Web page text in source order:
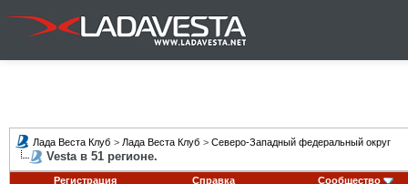
Лада Веста Клуб > Лада Веста Клуб > Северо-Западный федеральный округ
Vesta в 51 регионе.
Регистрация Справка Сообщество